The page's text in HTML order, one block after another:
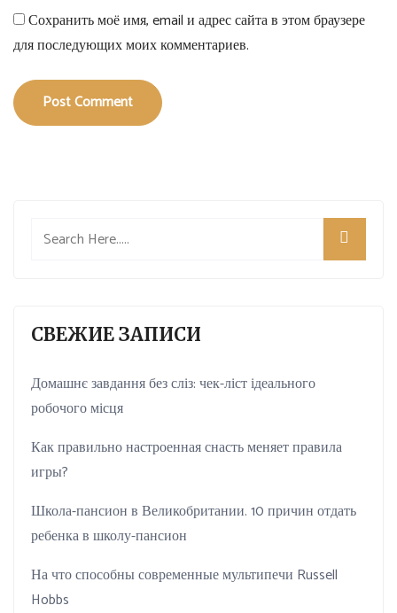
Сохранить моё имя, email и адрес сайта в этом браузере
для последующих моих комментариев.
Post Comment
СВЕЖИЕ ЗАПИСИ
Домашнє завдання без сліз: чек-ліст ідеального
робочого місця
Как правильно настроенная снасть меняет правила
игры?
Школа-пансион в Великобритании. 10 причин отдать
ребенка в школу-пансион
На что способны современные мультипечи Russell
Hobbs